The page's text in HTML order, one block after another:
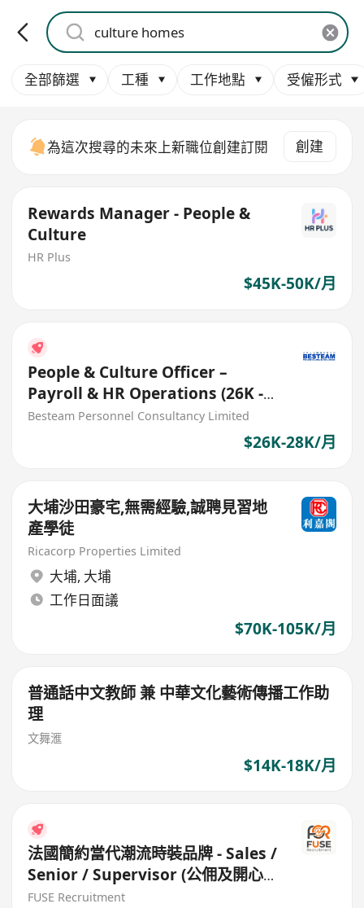
全部篩選 工種 工作地點 受僱形式
為這次搜尋的未來上新職位創建訂閱 創建
Rewards Manager - People &
Culture
HR Plus
$45K-50K/月
People & Culture Officer –
Payroll & HR Operations (26K -
28K) 5 Days
Besteam Personnel Consultancy Limited
$26K-28K/月
大埔沙田豪宅,無需經驗,誠聘見習地
產學徒
Ricacorp Properties Limited
大埔, 大埔
工作日面議
$70K-105K/月
普通話中文教師 兼 中華文化藝術傳播工作助
理
文舞滙
$14K-18K/月
法國簡約當代潮流時裝品牌 - Sales /
Senior / Supervisor (公佣及開心
工作環境 / 良好公司文代)
FUSE Recruitment